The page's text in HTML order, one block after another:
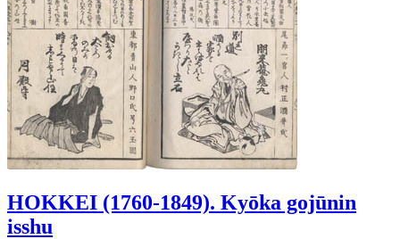
HOKKEI (1760-1849). Kyōka gojūnin
isshu